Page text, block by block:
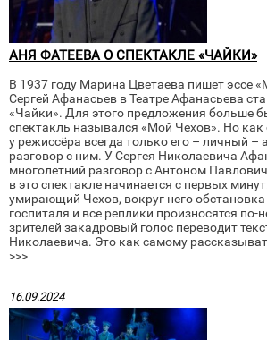
АНЯ ФАТЕЕВА О СПЕКТАКЛЕ «ЧАЙКИ»
В 1937 году Марина Цветаева пишет эссе
Сергей Афанасьев в Театре Афанасьева
«Чайки». Для этого предложения больше
спектакль назывался «Мой Чехов». Но как
у режиссёра всегда только его – личный –
разговор с ним. У Сергея Николаевича
многолетний разговор с Антоном
в это спектакле начинается с первых
умирающий Чехов, вокруг него
госпиталя и все реплики произносятся по-
зрителей закадровый голос переводит
Николаевича. Это как самому
>>>
16.09.2024